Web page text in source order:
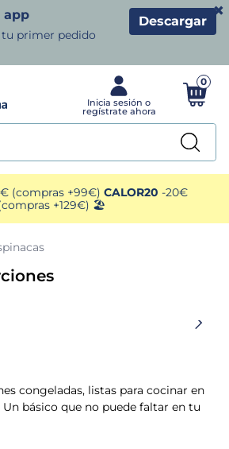
app
tu primer pedido
Descargar
×
0
(compras +99€) CALOR20 -20€
+129€) 🏖️
congeladas, listas para cocinar en
básico que no puede faltar en tu